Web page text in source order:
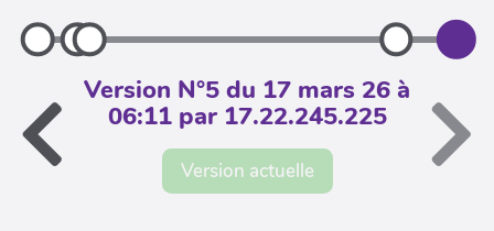
Version N°5 du 17 mars 26 à
06:11 par 17.22.245.225
Version actuelle